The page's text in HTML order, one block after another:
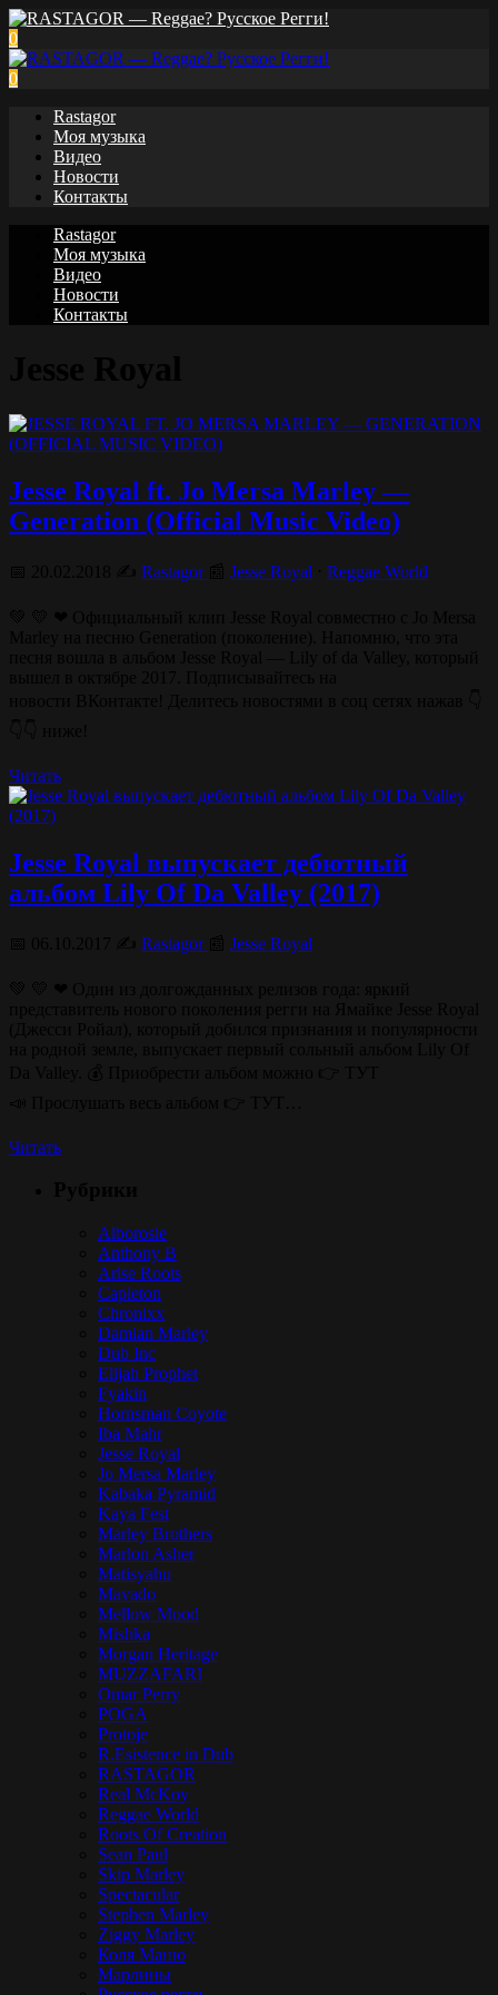
0
0
Rastagor
Моя музыка
Видео
Новости
Контакты
Rastagor
Моя музыка
Видео
Новости
Контакты
Jesse Royal ft. Jo Mersa Marley —
Generation (Official Music Video)
Rastagor Jesse Royal Reggae World
Читать
Jesse Royal выпускает дебютный
альбом Lily Of Da Valley (2017)
Rastagor Jesse Royal
Читать
Alborosie
Anthony B
Arise Roots
Capleton
Chronixx
Damian Marley
Dub Inc
Elijah Prophet
Fyakin
Hornsman Coyote
Iba Mahr
Jesse Royal
Jo Mersa Marley
Kabaka Pyramid
Kaya Fest
Marley Brothers
Marlon Asher
Matisyahu
Mavado
Mellow Mood
Mishka
Morgan Heritage
MUZZAFARI
Omar Perry
POGA
Protoje
R.Esistence in Dub
RASTAGOR
Real McKoy
Reggae World
Roots Of Creation
Sean Paul
Skip Marley
Spectacular
Stephen Marley
Ziggy Marley
Коля Маню
Марлины